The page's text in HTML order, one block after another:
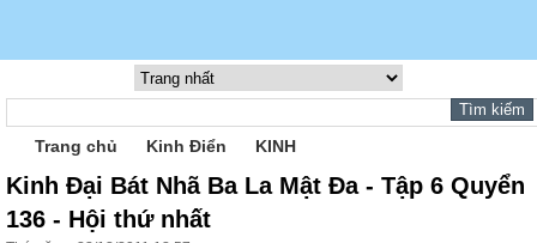
Trang chủ Kinh Điển KINH
Kinh Đại Bát Nhã Ba La Mật Đa - Tập 6 Quyển
136 - Hội thứ nhất